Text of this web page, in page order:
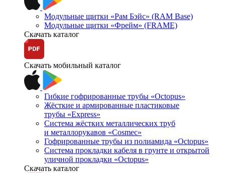
Модульные щитки «Рам Бэйс» (RAM Base)
Модульные щитки «Фрейм» (FRAME)
Скачать каталог
Скачать мобильный каталог
Гибкие гофрированные трубы «Octopus»
Жёсткие и армированные пластиковые
трубы «Express»
Система жёстких металлических труб
и металлорукавов «Cosmec»
Гофрированные трубы из полиамида «Octopus»
Система прокладки кабеля в грунте и открытой
уличной прокладки «Octopus»
Скачать каталог